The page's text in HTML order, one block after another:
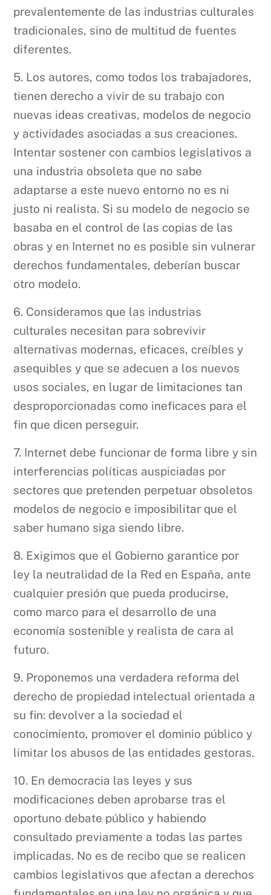
prevalentemente de las industrias culturales
tradicionales, sino de multitud de fuentes
diferentes.
5. Los autores, como todos los trabajadores,
tienen derecho a vivir de su trabajo con
nuevas ideas creativas, modelos de negocio
y actividades asociadas a sus creaciones.
Intentar sostener con cambios legislativos a
una industria obsoleta que no sabe
adaptarse a este nuevo entorno no es ni
justo ni realista. Si su modelo de negocio se
basaba en el control de las copias de las
obras y en Internet no es posible sin vulnerar
derechos fundamentales, deberían buscar
otro modelo.
6. Consideramos que las industrias
culturales necesitan para sobrevivir
alternativas modernas, eficaces, creíbles y
asequibles y que se adecuen a los nuevos
usos sociales, en lugar de limitaciones tan
desproporcionadas como ineficaces para el
fin que dicen perseguir.
7. Internet debe funcionar de forma libre y sin
interferencias políticas auspiciadas por
sectores que pretenden perpetuar obsoletos
modelos de negocio e imposibilitar que el
saber humano siga siendo libre.
8. Exigimos que el Gobierno garantice por
ley la neutralidad de la Red en España, ante
cualquier presión que pueda producirse,
como marco para el desarrollo de una
economía sostenible y realista de cara al
futuro.
9. Proponemos una verdadera reforma del
derecho de propiedad intelectual orientada a
su fin: devolver a la sociedad el
conocimiento, promover el dominio público y
limitar los abusos de las entidades gestoras.
10. En democracia las leyes y sus
modificaciones deben aprobarse tras el
oportuno debate público y habiendo
consultado previamente a todas las partes
implicadas. No es de recibo que se realicen
cambios legislativos que afectan a derechos